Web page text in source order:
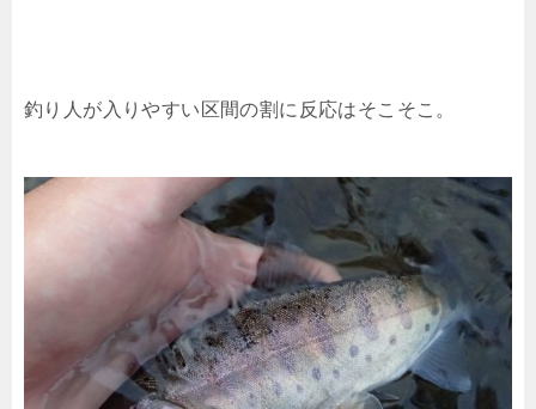
釣り人が入りやすい区間の割に反応はそこそこ。